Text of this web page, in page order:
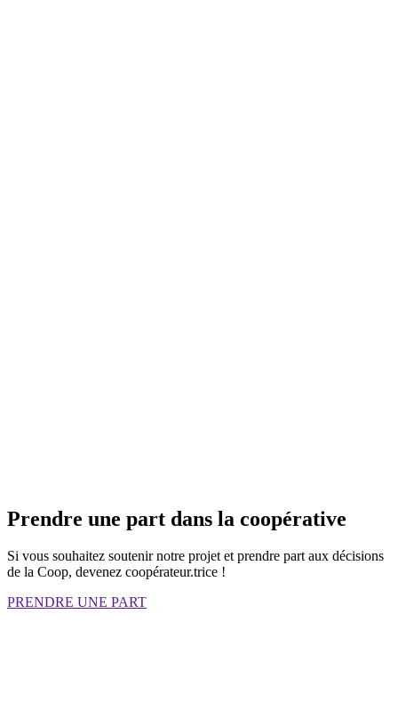
Prendre une part dans la coopérative
Si vous souhaitez soutenir notre projet et prendre part aux décisions
de la Coop, devenez coopérateur.trice !
PRENDRE UNE PART